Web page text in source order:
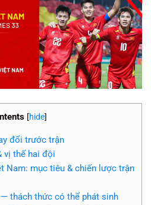
[hide]
đổi trước trận
vị thế hai đội
Nam: mục tiêu & chiến lược trận
thách thức có thể phát sinh